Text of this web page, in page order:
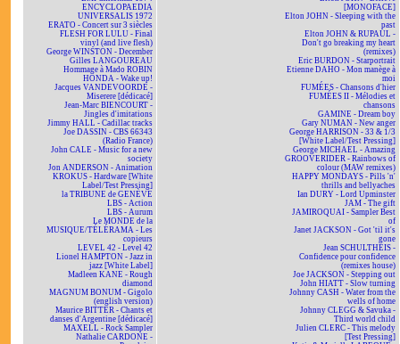
ENCYCLOPAEDIA
UNIVERSALIS 1972
ERATO - Concert sur 3 siècles
FLESH FOR LULU - Final
vinyl (and live flesh)
George WINSTON - December
Gilles LANGOUREAU
Hommage à Mado ROBIN
HONDA - Wake up!
Jacques VANDEVOORDE -
Miserere [dédicacé]
Jean-Marc BIENCOURT -
Jingles d'imitations
Jimmy HALL - Cadillac tracks
Joe DASSIN - CBS 66343
(Radio France)
John CALE - Music for a new
society
Jon ANDERSON - Animation
KROKUS - Hardware [White
Label/Test Pressing]
la TRIBUNE de GENÈVE
LBS - Action
LBS - Aurum
Le MONDE de la
MUSIQUE/TÉLÉRAMA - Les
copieurs
LEVEL 42 - Level 42
Lionel HAMPTON - Jazz in
jazz [White Label]
Madleen KANE - Rough
diamond
MAGNUM BONUM - Gigolo
(english version)
Maurice BITTER - Chants et
danses d'Argentine [dédicacé]
MAXELL - Rock Sampler
Nathalie CARDONE -
[MONOFACE]
Elton JOHN - Sleeping with the
past
Elton JOHN & RUPAUL -
Don't go breaking my heart
(remixes)
Eric BURDON - Starportrait
Etienne DAHO - Mon manège à
moi
FUMÉES - Chansons d'hier
FUMÉES II - Mélodies et
chansons
GAMINE - Dream boy
Gary NUMAN - New anger
George HARRISON - 33 & 1/3
[White Label/Test Pressing]
George MICHAEL - Amazing
GROOVERIDER - Rainbows of
colour (MAW remixes)
HAPPY MONDAYS - Pills 'n'
thrills and bellyaches
Ian DURY - Lord Upminster
JAM - The gift
JAMIROQUAI - Sampler Best
of
Janet JACKSON - Got 'til it's
gone
Jean SCHULTHEIS -
Confidence pour confidence
(remixes house)
Joe JACKSON - Stepping out
John HIATT - Slow turning
Johnny CASH - Water from the
wells of home
Johnny CLEGG & Savuka -
Third world child
Julien CLERC - This melody
[Test Pressing]